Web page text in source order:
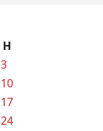
Н
3
10
17
24